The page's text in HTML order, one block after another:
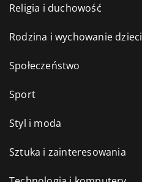
Religia i duchowość
Rodzina i wychowanie dzieci
Społeczeństwo
Sport
Styl i moda
Sztuka i zainteresowania